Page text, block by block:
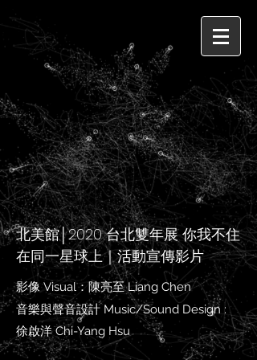
北美館│2020 台北雙年展 你我不住
在同一星球上｜活動宣傳影片
影像 Visual：陳亮至 Liang Chen​
音樂與聲音設計 Music/Sound Design :
徐啟洋 Chi-Yang Hsu